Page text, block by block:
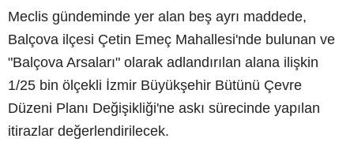
Meclis gündeminde yer alan beş ayrı maddede,
Balçova ilçesi Çetin Emeç Mahallesi'nde bulunan ve
"Balçova Arsaları" olarak adlandırılan alana ilişkin
1/25 bin ölçekli İzmir Büyükşehir Bütünü Çevre
Düzeni Planı Değişikliği'ne askı sürecinde yapılan
itirazlar değerlendirilecek.